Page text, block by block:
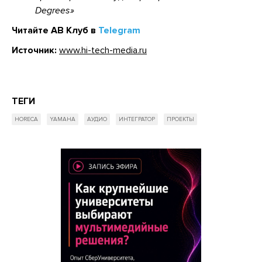
Degrees
Читайте АВ Клуб в Telegram
Источник: www.hi-tech-media.ru
ТЕГИ
HORECA YAMAHA АУДИО ИНТЕГРАТОР ПРОЕКТЫ